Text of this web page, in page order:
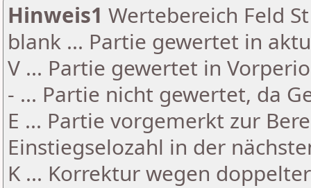
Hinweis1 Wertebereich Feld
blank ... Partie gewertet in
V ... Partie gewertet in
- ... Partie nicht gewertet, da
E ... Partie vorgemerkt zur
Einstiegselozahl in der
K ... Korrektur wegen